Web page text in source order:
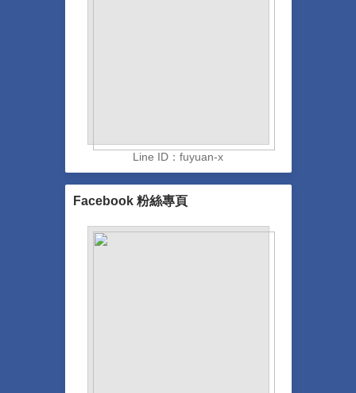
Line ID：fuyuan-x
Facebook 粉絲專頁